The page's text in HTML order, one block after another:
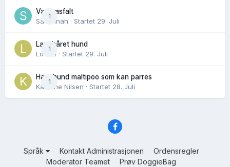
1
Varm asfalt
Savannah · Startet 29. Juli
1
Langhåret hund
Lovise · Startet 29. Juli
1
Hannhund maltipoo som kan parres
Karoline Nilsen · Startet 28. Juli
Språk Kontakt Administrasjonen
Ordensregler
Moderator Teamet
Prøv DoggieBag